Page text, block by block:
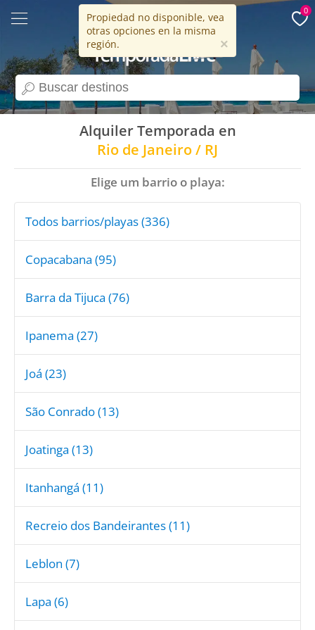
search
15 años
0
Propiedad no disponible, vea
otras opciones en la misma
región.
×
Alquiler Temporada en
Rio de Janeiro / RJ
Elige um barrio o playa:
Todos barrios/playas (336)
Copacabana (95)
Barra da Tijuca (76)
Ipanema (27)
Joá (23)
São Conrado (13)
Joatinga (13)
Itanhangá (11)
Recreio dos Bandeirantes (11)
Leblon (7)
Lapa (6)